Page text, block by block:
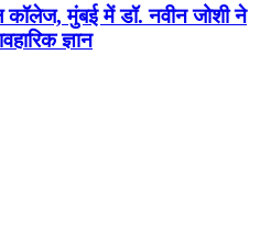
मुंबई में डॉ. नवीन जोशी ने
ज्ञान